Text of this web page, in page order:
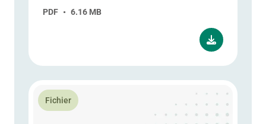
PDF • 6.16 MB
Fichier
En savoir plus Rapport semestriel 2024 -